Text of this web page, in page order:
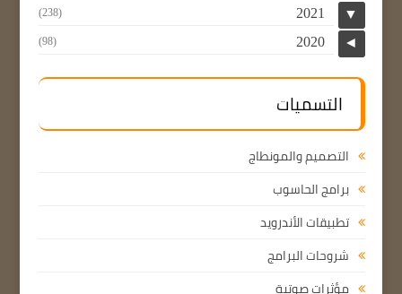
▼
2021
(238)
◄
2020
(98)
التسميات
التصميم والمونطاج
برامج الحاسوب
تطبيقات الأندرويد
شروحات البرامج
مؤثرات صوتية